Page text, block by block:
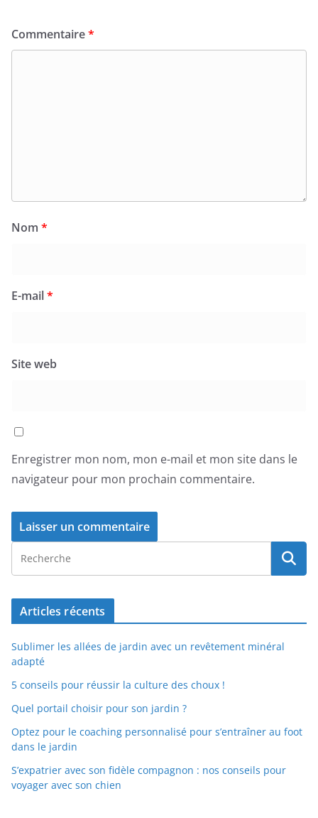
Commentaire*
Nom *
E-mail*
Site web
Enregistrer mon nom, mon e-mail et mon site dans le
navigateur pour mon prochain commentaire.
Articles récents
Sublimer les allées de jardin avec un revêtement minéral
adapté
5 conseils pour réussir la culture des choux !
Quel portail choisir pour son jardin ?
Optez pour le coaching personnalisé pour s’entraîner au foot
dans le jardin
S’expatrier avec son fidèle compagnon : nos conseils pour
voyager avec son chien